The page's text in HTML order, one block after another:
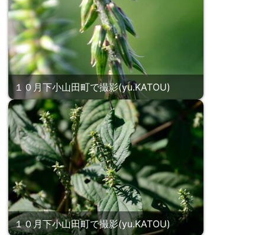
１０月下小山田町で撮影(yu.KATOU)
１０月下小山田町で撮影(yu.KATOU)